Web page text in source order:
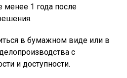
менее 1 года после
в бумажном виде или в
с
и доступности.